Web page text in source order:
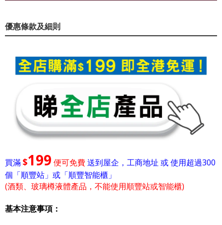
優惠條款及細則
買滿$199 便可免費送到屋企，工商地址 或 使用超過300
個「順豐站」或「順豐智能櫃」
(酒類、玻璃樽液體產品，不能使用順豐站或智能櫃)
基本注意事項：